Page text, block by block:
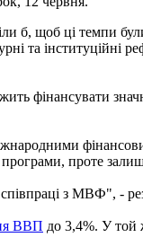
щоб ці темпи
та
фінансувати
проте
з МВФ", -
ВВП до 3,4%. У той